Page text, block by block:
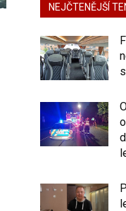
NEJČTENĚJŠÍ